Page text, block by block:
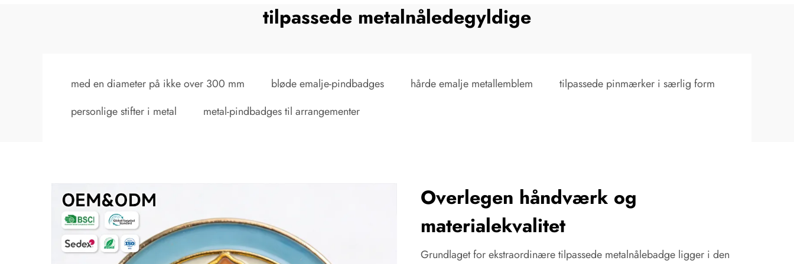
tilpassede metalnåledegyldige
med en diameter på ikke over 300 mm bløde emalje-pindbadges hårde emalje metallemblem
tilpassede pinmærker i særlig form
personlige stifter i metal
metal-pindbadges til arrangementer
Overlegen håndværk og
materialekvalitet
Grundlaget for ekstraordinære tilpassede metalnålebadge ligger i den